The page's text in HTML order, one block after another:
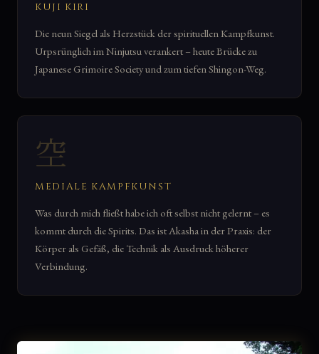
KUJI KIRI
Die neun Siegel als Herzstück der spirituellen Kampfkunst.
Urpsrünglich im Ninjutsu verankert – heute Brücke zu
Japanese Grimoire Society und zum tiefen Shingon-Weg.
空
MEDIALE KAMPFKUNST
Was durch mich fließt habe ich oft selbst nicht gelernt – es
kommt durch die Spirits. Das ist Akasha in der Praxis: der
Körper als Gefäß, die Technik als Ausdruck höherer
Verbindung.